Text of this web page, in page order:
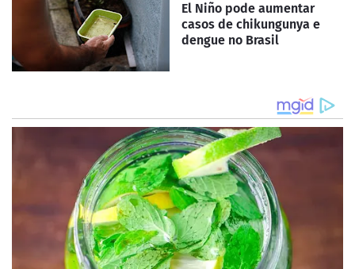
El Niño pode aumentar
casos de chikungunya e
dengue no Brasil